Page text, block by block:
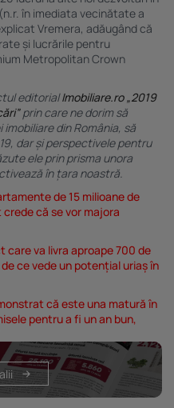
în imediata vecinătate a
Vremera, adăugând că
și lucrările pentru
Metropolitan Crown
editorialImobiliare.ro „2019
prin care ne dorim să
din România, să
dar și perspectivele pentru
ele prin prisma unora
în țara noastră.
de 15 milioane de
crede că se vor majora
care va livra aproape 700 de
ce vede un potențial uriaș în
că este una matură în
pentru a fi un an bun,